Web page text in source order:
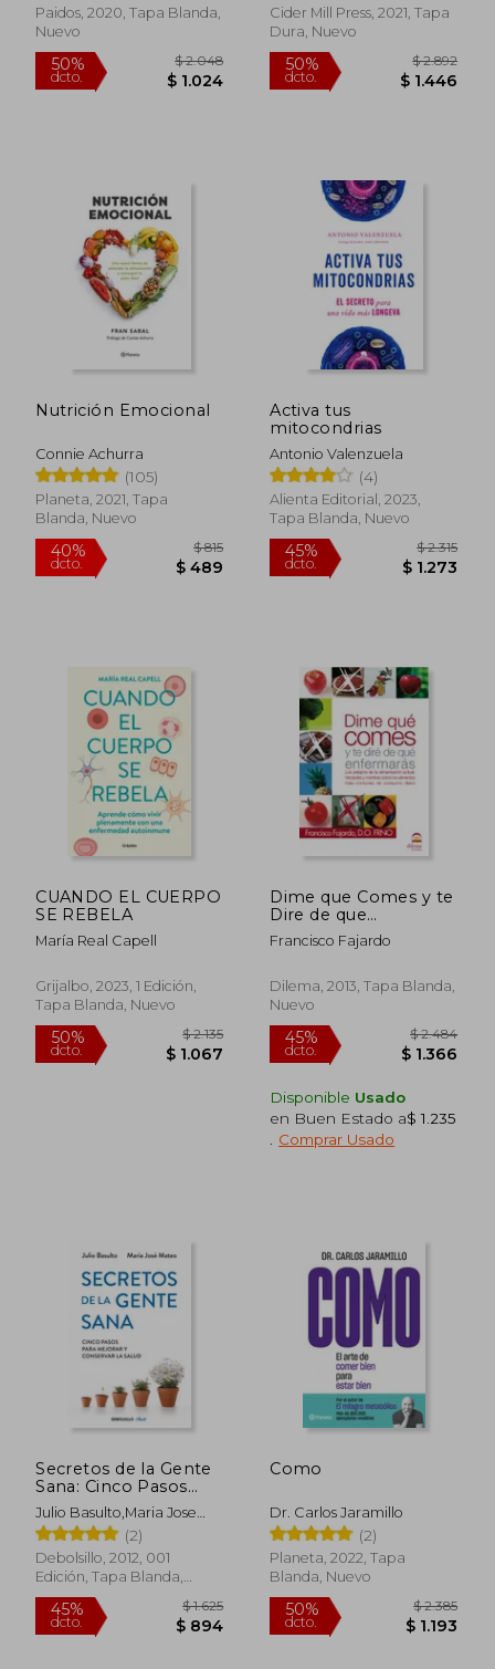
Paidos, 2020, Tapa Blanda,
Nuevo
50%
dcto.
Cider Mill Press, 2021, Tapa
Dura, Nuevo
50%
dcto.
Nutrición Emocional
Connie Achurra
(105)
Planeta, 2021, Tapa
Blanda, Nuevo
dcto.
Activa tus
mitocondrias
Antonio Valenzuela
(4)
Alienta Editorial, 2023,
Tapa Blanda, Nuevo
45%
dcto.
CUANDO EL CUERPO
SE REBELA
María Real Capell
Grijalbo, 2023, 1 Edición,
Tapa Blanda, Nuevo
50%
$ 1.067
Dime que Comes y te
Dire de que
Enfermaras. Los
Peligros de la al
Verdades y Mentiras
Sobre los Alimentos
Consumo Diario
Francisco Fajardo
Dilema, 2013, Tapa Blanda,
Nuevo
45%
dcto.
Disponible Usado
en Buen Estado a$ 1.235
Comprar Usado
Secretos de la Gente
Sana: Cinco Pasos
Para Mejorar y
Conservar l a Salud
Julio Basulto,Maria Jose
Mateu
(2)
Debolsillo, 2012, 001
Edición, Tapa Blanda,
Nuevo
Como
Dr. Carlos Jaramillo
(2)
Planeta, 2022, Tapa
Blanda, Nuevo